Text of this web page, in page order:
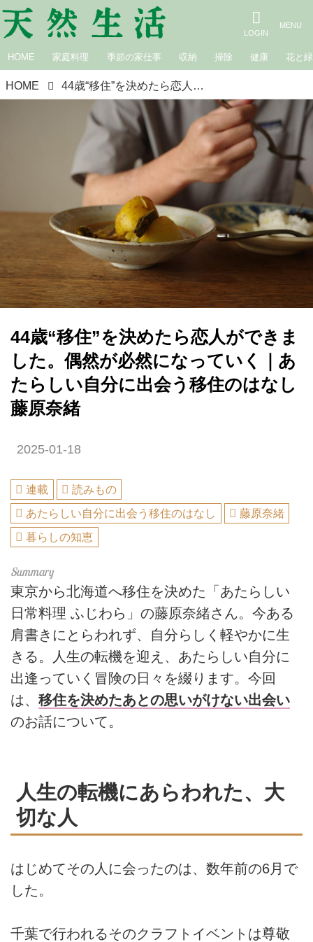
HOME 家庭料理 季節の家仕事 収納 掃除 健康 花と緑
HOME 44歳“移住”を決めたら恋人ができました。偶然が必然になっていく｜あたらしい自分に出会う移住のはなし 藤原奈緒
44歳“移住”を決めたら恋人ができま
した。偶然が必然になっていく｜あ
たらしい自分に出会う移住のはなし
藤原奈緒
2025-01-18
連載
読みもの
あたらしい自分に出会う移住のはなし
藤原奈緒
暮らしの知恵
東京から北海道へ移住を決めた「あたらしい
日常料理 ふじわら」の藤原奈緒さん。今ある
肩書きにとらわれず、自分らしく軽やかに生
きる。人生の転機を迎え、あたらしい自分に
出逢っていく冒険の日々を綴ります。今回
は、 移住を決めたあとの思いがけない出会い
のお話について。
人生の転機にあらわれた、大
切な人
はじめてその人に会ったのは、数年前の6月で
した。
千葉で行われるそのクラフトイベントは尊敬